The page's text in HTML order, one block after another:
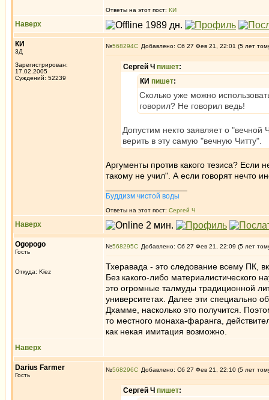
Ответы на этот пост: КИ
Наверх
КИ
3Д
Зарегистрирован:
17.02.2005
Суждений: 52239
№568294 Добавлено: Сб 27 Фев 21, 22:01 (5 лет
Сергей Ч пишет:
КИ пишет:
Сколько уже можно
говорил? Не говорил ведь!
Допустим некто заявляет о "вечной
верить в эту самую "вечную Читту".
Аргументы против какого тезиса? Если
такому не учил". А если говорят нечто
Буддизм чистой воды
Ответы на этот пост: Сергей Ч
Наверх
Ogopogo
Гость
Откуда: Kiez
№568295 Добавлено: Сб 27 Фев 21, 22:09 (5 лет
Тхеравада - это следование всему ПК,
Без какого-либо материалистического
это огромные талмуды традиционной
университетах. Далее эти специально
Дхамме, насколько это получится.
то местного монаха-фаранга,
как некая имитация возможно.
Наверх
Darius Farmer
Гость
№568296 Добавлено: Сб 27 Фев 21, 22:10 (5 лет
Сергей Ч пишет: